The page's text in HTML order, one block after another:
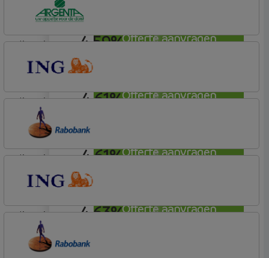
Offerte aanvragen
4,59%
Offerte aanvragen
Elan Plus
lineair
4,61%
Offerte aanvragen
Hypotheek
lineair
4,61%
Offerte aanvragen
ING Bank
Basistarief
lineair
4,63%
Basisvoorwaarden
lineair
ING Bank
Basistarief